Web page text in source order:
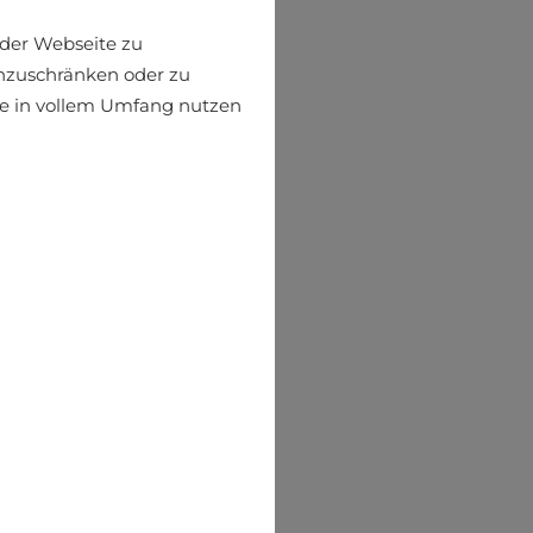
Webseite zu
oder zu
in vollem Umfang nutzen